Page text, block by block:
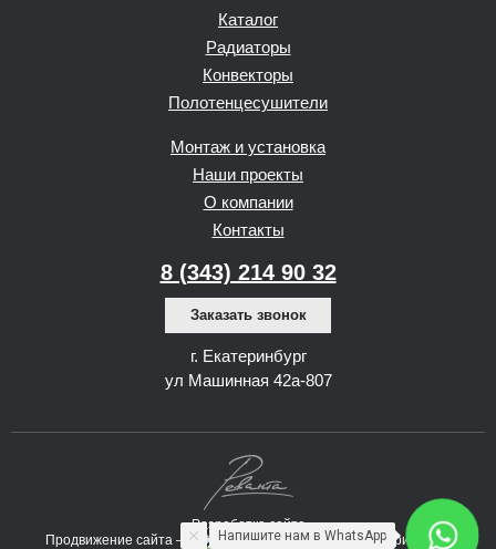
Каталог
Радиаторы
Конвекторы
Полотенцесушители
Монтаж и установка
Наши проекты
О компании
Контакты
8 (343) 214 90 32
Заказать звонок
г. Екатеринбург
ул Машинная 42а-807
Разработка сайта
Продвижение сайта —
Напишите нам в WhatsApp